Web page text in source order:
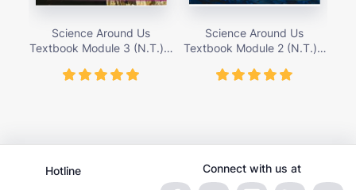
Science Around Us
Textbook Module 3 (N.T.) –
Science Around Us
Textbook Module 2 (N.T.) –
Hotline Connect with us at